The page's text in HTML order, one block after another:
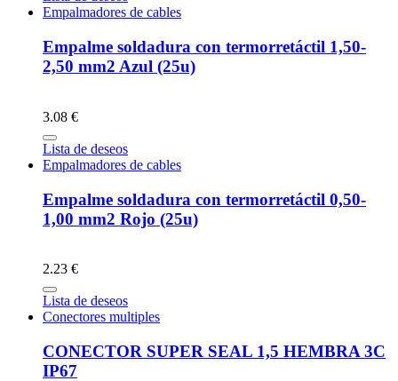
Empalmadores de cables
Empalme soldadura con termorretáctil 1,50-
2,50 mm2 Azul (25u)
3.08 €
Lista de deseos
Empalmadores de cables
Empalme soldadura con termorretáctil 0,50-
1,00 mm2 Rojo (25u)
2.23 €
Lista de deseos
Conectores multiples
CONECTOR SUPER SEAL 1,5 HEMBRA 3C
IP67